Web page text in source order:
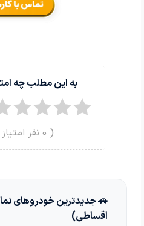
به این مطلب چه
(
0 نفر
🚗 جدیدترین خودروهای
اقساطی)